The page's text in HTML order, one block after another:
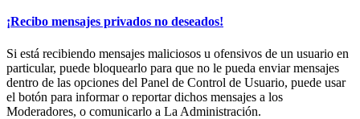
¡Recibo mensajes privados no deseados!
Si está recibiendo mensajes maliciosos u ofensivos de un usuario en
particular, puede bloquearlo para que no le pueda enviar mensajes
dentro de las opciones del Panel de Control de Usuario, puede usar
el botón para informar o reportar dichos mensajes a los
Moderadores, o comunicarlo a La Administración.